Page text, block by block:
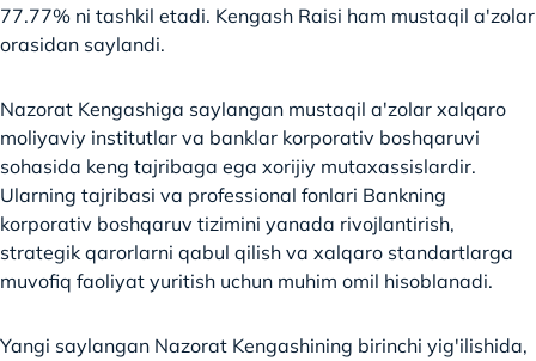
77.77% ni tashkil etadi. Kengash Raisi ham mustaqil a'zolar
orasidan saylandi.
Nazorat Kengashiga saylangan mustaqil a'zolar xalqaro
moliyaviy institutlar va banklar korporativ boshqaruvi
sohasida keng tajribaga ega xorijiy mutaxassislardir.
Ularning tajribasi va professional fonlari Bankning
korporativ boshqaruv tizimini yanada rivojlantirish,
strategik qarorlarni qabul qilish va xalqaro standartlarga
muvofiq faoliyat yuritish uchun muhim omil hisoblanadi.
Yangi saylangan Nazorat Kengashining birinchi yig'ilishida,